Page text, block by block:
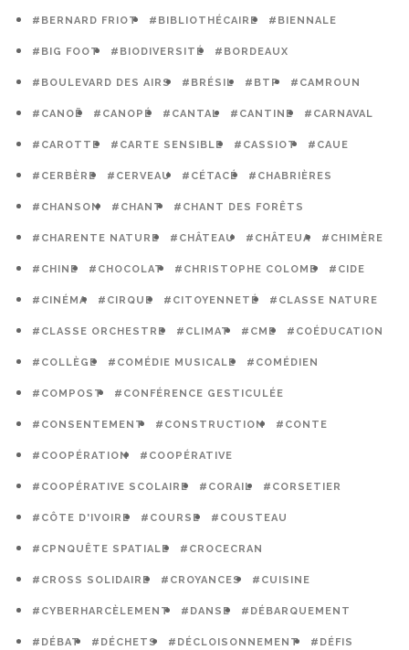
#BERNARD FRIOT #BIBLIOTHÉCAIRE #BIENNALE
#BIG FOOT #BIODIVERSITÉ #BORDEAUX
#BOULEVARD DES AIRS #BRÉSIL #BTP #CAMROUN
#CANOË #CANOPÉ #CANTAL #CANTINE #CARNAVAL
#CAROTTE #CARTE SENSIBLE #CASSIOT #CAUE
#CERBÈRE #CERVEAU #CÉTACÉ #CHABRIÈRES
#CHANSON #CHANT #CHANT DES FORÊTS
#CHARENTE NATURE #CHÂTEAU #CHÂTEUA #CHIMÈRE
#CHINE #CHOCOLAT #CHRISTOPHE COLOMB #CIDE
#CINÉMA #CIRQUE #CITOYENNETÉ #CLASSE NATURE
#CLASSE ORCHESTRE #CLIMAT #CME #COÉDUCATION
#COLLÈGE #COMÉDIE MUSICALE #COMÉDIEN
#COMPOST #CONFÉRENCE GESTICULÉE
#CONSENTEMENT #CONSTRUCTION #CONTE
#COOPÉRATION #COOPÉRATIVE
#COOPÉRATIVE SCOLAIRE #CORAIL #CORSETIER
#CÔTE D'IVOIRE #COURSE #COUSTEAU
#CPNQUÊTE SPATIALE #CROCECRAN
#CROSS SOLIDAIRE #CROYANCES #CUISINE
#CYBERHARCÈLEMENT #DANSE #DÉBARQUEMENT
#DÉBAT #DÉCHETS #DÉCLOISONNEMENT #DÉFIS